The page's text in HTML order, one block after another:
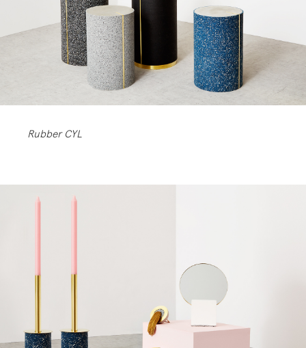
Rubber CYL